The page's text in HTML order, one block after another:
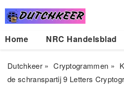
Home NRC Handelsblad
Dutchkeer» Cryptogrammen »
de schranspartij 9 Letters